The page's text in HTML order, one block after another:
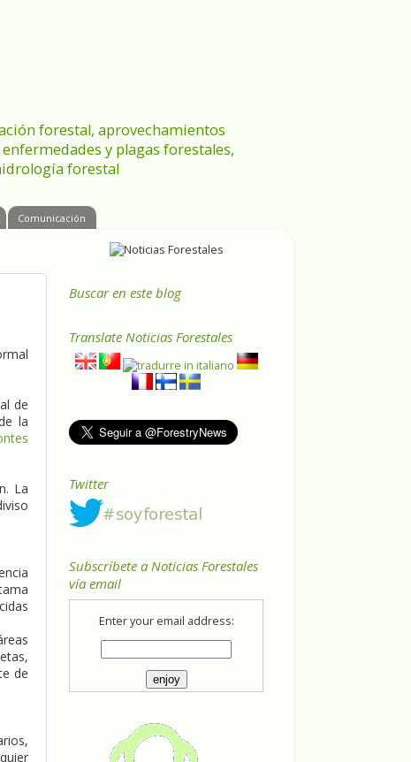
forestal, aprovechamientos
y plagas forestales,
forestal
Comunicación
de
la
La
de
Buscar en este blog
Translate Noticias Forestales
Twitter
Subscríbete a Noticias Forestales
vía email
Enter your email address: